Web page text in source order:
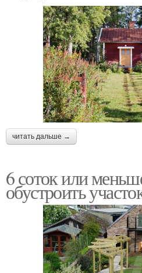
читать дальше →
6 соток или
обустроить